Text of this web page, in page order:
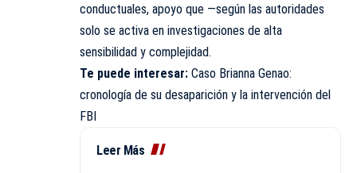
conductuales, apoyo que —según las autoridades
solo se activa en investigaciones de alta
sensibilidad y complejidad.
Te puede interesar: Caso Brianna Genao:
cronología de su desaparición y la intervención del
FBI
Leer Más